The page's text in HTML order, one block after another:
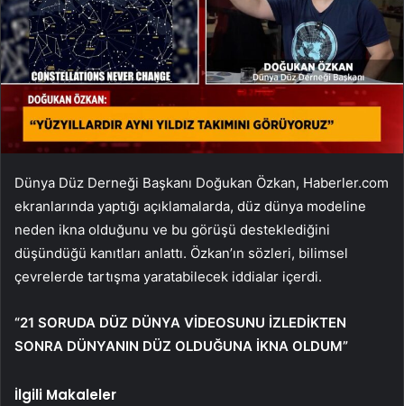
Dünya Düz Derneği Başkanı Doğukan Özkan, Haberler.com
ekranlarında yaptığı açıklamalarda, düz dünya modeline
neden ikna olduğunu ve bu görüşü desteklediğini
düşündüğü kanıtları anlattı. Özkan’ın sözleri, bilimsel
çevrelerde tartışma yaratabilecek iddialar içerdi.
“21 SORUDA DÜZ DÜNYA VİDEOSUNU İZLEDİKTEN
SONRA DÜNYANIN DÜZ OLDUĞUNA İKNA OLDUM”
İlgili Makaleler